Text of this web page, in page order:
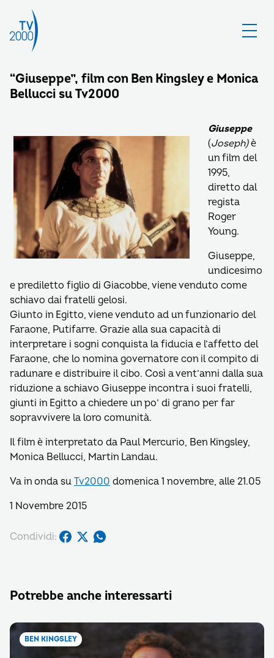
“Giuseppe”, film con Ben Kingsley e Monica
Bellucci su Tv2000
Giuseppe
(Joseph)è
un film del
1995,
diretto dal
regista
Roger
Young.
Giuseppe,
undicesimo
e prediletto figlio di Giacobbe, viene venduto come
schiavo dai fratelli gelosi.
Giunto in Egitto, viene venduto ad un funzionario del
Faraone, Putifarre. Grazie alla sua capacità di
interpretare i sogni conquista la fiducia e l’affetto del
Faraone, che lo nomina governatore con il compito di
radunare e distribuire il cibo. Così a vent’anni dalla sua
riduzione a schiavo Giuseppe incontra i suoi fratelli,
giunti in Egitto a chiedere un po’ di grano per far
sopravvivere la loro comunità.
Il film è interpretato da Paul Mercurio, Ben Kingsley,
Monica Bellucci, Martin Landau.
Va in onda su Tv2000 domenica 1 novembre, alle 21.05
1 Novembre 2015
Condividi:
Potrebbe anche interessarti
BEN KINGSLEY